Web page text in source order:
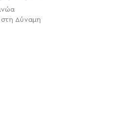
στη Δύναμη